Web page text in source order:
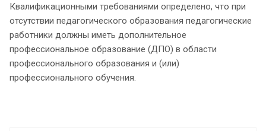
Квалификационными требованиями определено, что при
отсутствии педагогического образования педагогические
работники должны иметь дополнительное
профессиональное образование (ДПО) в области
профессионального образования и (или)
профессионального обучения.